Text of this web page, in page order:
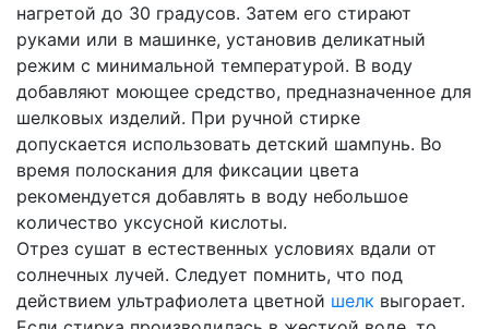
нагретой до 30 градусов. Затем его стирают
руками или в машинке, установив деликатный
режим с минимальной температурой. В воду
добавляют моющее средство, предназначенное для
шелковых изделий. При ручной стирке
допускается использовать детский шампунь. Во
время полоскания для фиксации цвета
рекомендуется добавлять в воду небольшое
количество уксусной кислоты.
Отрез сушат в естественных условиях вдали от
солнечных лучей. Следует помнить, что под
действием ультрафиолета цветнойшелквыгорает.